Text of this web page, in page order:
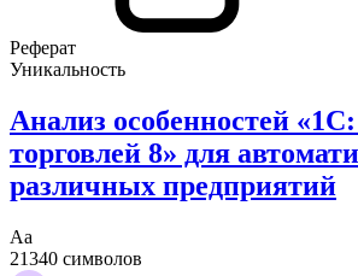
Реферат
Уникальность
Анализ особенностей
торговлей 8» для
различных предприятий
Аа
21340 символов